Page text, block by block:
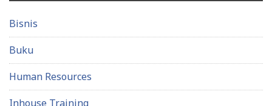
Bisnis
Buku
Human Resources
Inhouse Training